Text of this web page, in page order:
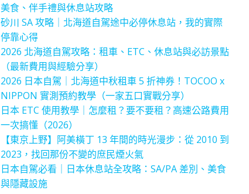
美食、伴手禮與休息站攻略
砂川 SA 攻略｜北海道自駕途中必停休息站，我的實際
停靠心得
2026 北海道自駕攻略：租車、ETC、休息站與必訪景點
（最新費用與經驗分享）
2026 日本自駕｜北海道中秋租車 5 折神券！TOCOO x
NIPPON 實測預約教學（一家五口實戰分享）
日本 ETC 使用教學｜怎麼租？要不要租？高速公路費用
一次搞懂（2026）
【東京上野】阿美橫丁 13 年間的時光漫步：從 2010 到
2023，找回那份不變的庶民煙火氣
日本自駕必看｜日本休息站全攻略：SA/PA 差別、美食
與隱藏設施